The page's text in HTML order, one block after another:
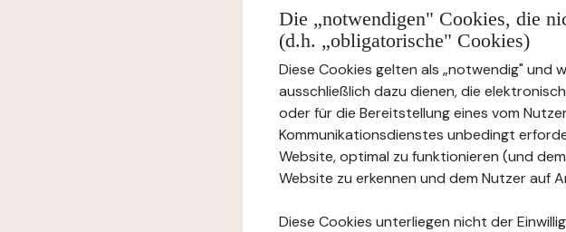
Die „notwendigen" Cookies, die
(d.h. „obligatorische" Cookies)
Diese Cookies gelten als „notwendig" und
ausschließlich dazu dienen, die
oder für die Bereitstellung eines vom
Kommunikationsdienstes unbedingt
Website, optimal zu funktionieren (und
Website zu erkennen und dem Nutzer auf
Diese Cookies unterliegen nicht der